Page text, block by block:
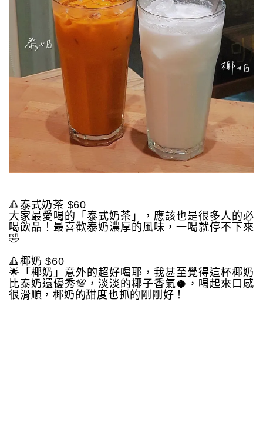
🔺泰式奶茶 $60
大家最愛喝的「泰式奶茶」，應該也是很多人的必
喝飲品！最喜歡泰奶濃厚的風味，一喝就停不下來
🤣
🔺椰奶 $60
🌟「椰奶」意外的超好喝耶，我甚至覺得這杯椰奶
比泰奶還優秀💯，淡淡的椰子香氣🥥，喝起來口感
很滑順，椰奶的甜度也抓的剛剛好！